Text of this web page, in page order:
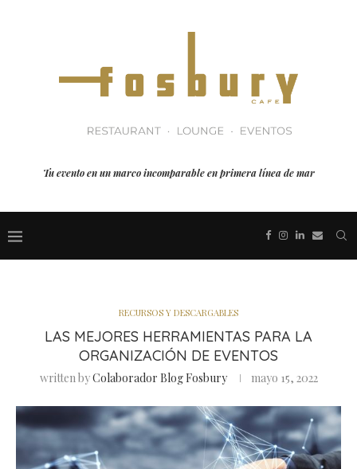
Tu evento en un marco incomparable en primera línea de mar
RECURSOS Y DESCARGABLES
LAS MEJORES HERRAMIENTAS PARA LA
ORGANIZACIÓN DE EVENTOS
written byColaborador Blog Fosbury mayo 15, 2022